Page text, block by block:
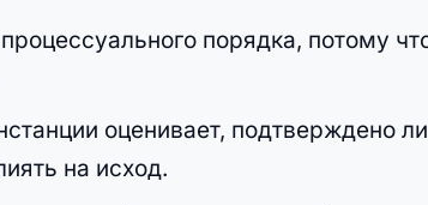
процессуального порядка, потому
оценивает, подтверждено ли
на исход.